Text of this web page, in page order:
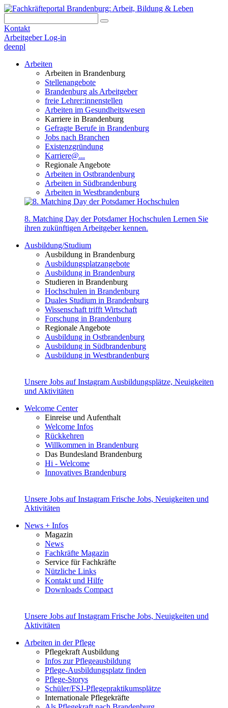
Kontakt
Arbeitgeber Log-in
deenpl
Arbeiten
Arbeiten in Brandenburg
Stellenangebote
Brandenburg als Arbeitgeber
freie Lehrer:innenstellen
Arbeiten im Gesundheitswesen
Karriere in Brandenburg
Gefragte Berufe in Brandenburg
Jobs nach Branchen
Existenzgründung
Karriere@...
Regionale Angebote
Arbeiten in Ostbrandenburg
Arbeiten in Südbrandenburg
Arbeiten in Westbrandenburg
8. Matching Day der Potsdamer Hochschulen Lernen Sie
ihren zukünftigen Arbeitgeber kennen.
Ausbildung/Studium
Ausbildung in Brandenburg
Ausbildungsplatzangebote
Ausbildung in Brandenburg
Studieren in Brandenburg
Hochschulen in Brandenburg
Duales Studium in Brandenburg
Wissenschaft trifft Wirtschaft
Forschung in Brandenburg
Regionale Angebote
Ausbildung in Ostbrandenburg
Ausbildung in Südbrandenburg
Ausbildung in Westbrandenburg
Unsere Jobs auf Instagram Ausbildungsplätze, Neuigkeiten
und Aktivitäten
Welcome Center
Einreise und Aufenthalt
Welcome Infos
Rückkehren
Willkommen in Brandenburg
Das Bundesland Brandenburg
Hi - Welcome
Innovatives Brandenburg
Unsere Jobs auf Instagram Frische Jobs, Neuigkeiten und
Aktivitäten
News + Infos
Magazin
News
Fachkräfte Magazin
Service für Fachkräfte
Nützliche Links
Kontakt und Hilfe
Downloads Compact
Unsere Jobs auf Instagram Frische Jobs, Neuigkeiten und
Aktivitäten
Arbeiten in der Pflege
Pflegekraft Ausbildung
Infos zur Pflegeausbildung
Pflege-Ausbildungsplatz finden
Pflege-Storys
Schüler/FSJ-Pflegepraktikumsplätze
Internationale Pflegekräfte